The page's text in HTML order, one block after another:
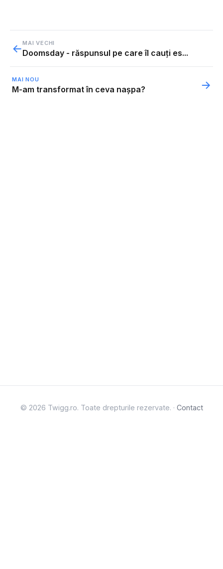
←MAI VECHI
Doomsday - răspunsul pe care îl cauți es...
MAI NOU
M-am transformat în ceva nașpa? →
© 2026 Twigg.ro. Toate drepturile rezervate. · Contact